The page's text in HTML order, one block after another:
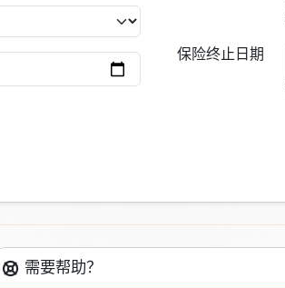
保险终止日期
需要帮助？